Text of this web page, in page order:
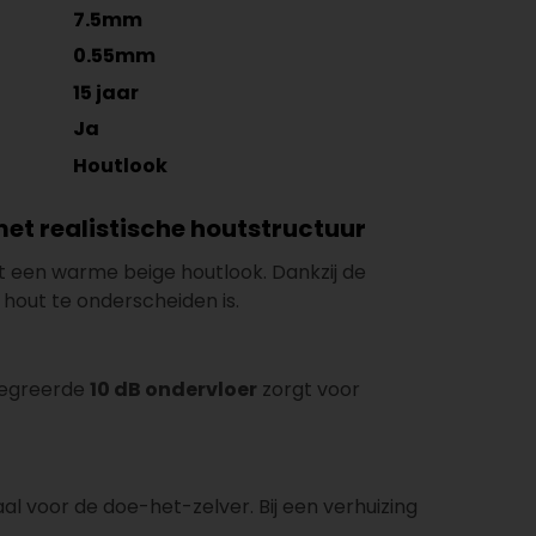
7.5mm
0.55mm
15 jaar
Ja
Houtlook
realistische houtstructuur
warme beige houtlook. Dankzij de
te onderscheiden is.
10 dB ondervloer zorgt voor
voor de doe-het-zelver. Bij een verhuizing